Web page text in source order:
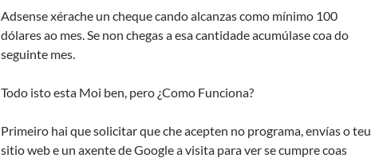
Adsense xérache un cheque cando alcanzas como mínimo 100
dólares ao mes. Se non chegas a esa cantidade acumúlase coa do
seguinte mes.
Todo isto esta Moi ben, pero ¿Como Funciona?
Primeiro hai que solicitar que che acepten no programa, envías o teu
sitio web e un axente de Google a visita para ver se cumpre coas